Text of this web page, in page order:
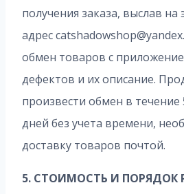
получения заказа, выслав
адрес
обмен товаров с
дефектов и их описание.
произвести обмен в течение
дней без учета времени,
доставку товаров почтой.
5. СТОИМОСТЬ И ПОРЯДОК